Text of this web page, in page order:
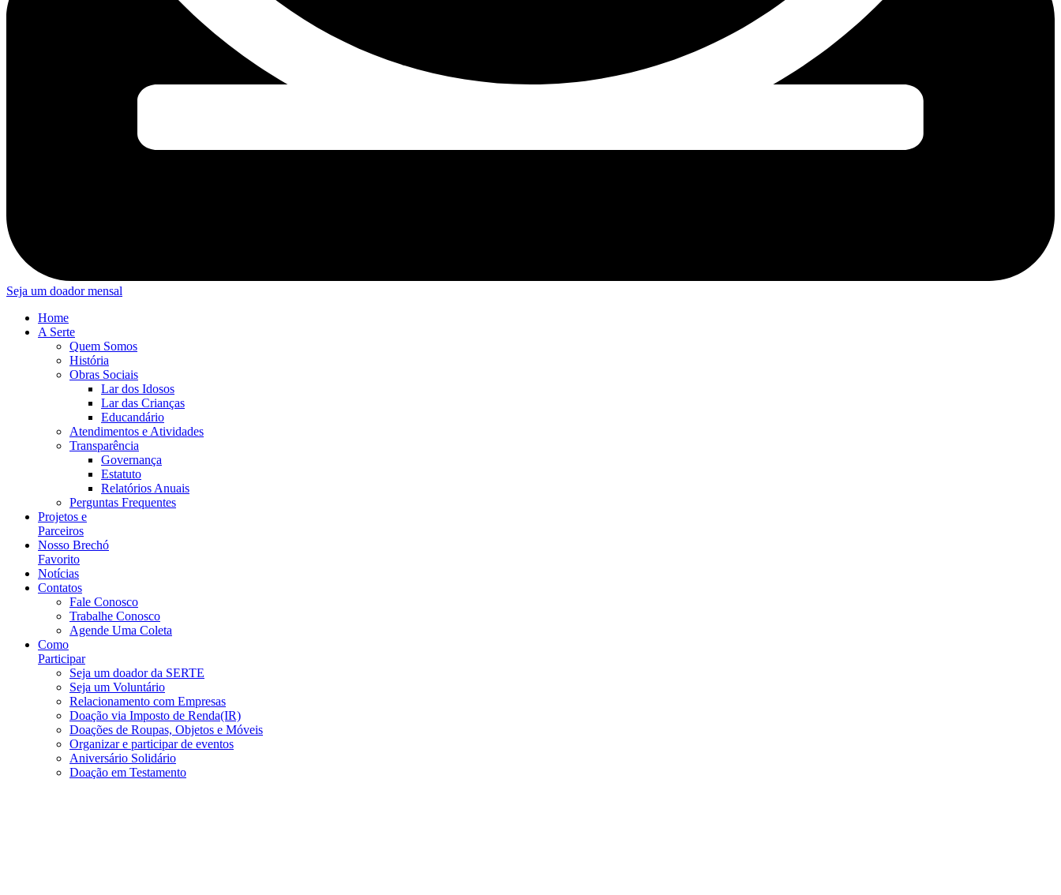
Seja um doador mensal
Home
A Serte
Quem Somos
História
Obras Sociais
Lar dos Idosos
Lar das Crianças
Educandário
Atendimentos e Atividades
Transparência
Governança
Estatuto
Relatórios Anuais
Perguntas Frequentes
Projetos e
Parceiros
Nosso Brechó
Favorito
Notícias
Contatos
Fale Conosco
Trabalhe Conosco
Agende Uma Coleta
Como
Participar
Seja um doador da SERTE
Seja um Voluntário
Relacionamento com Empresas
Doação via Imposto de Renda(IR)
Doações de Roupas, Objetos e Móveis
Organizar e participar de eventos
Aniversário Solidário
Doação em Testamento